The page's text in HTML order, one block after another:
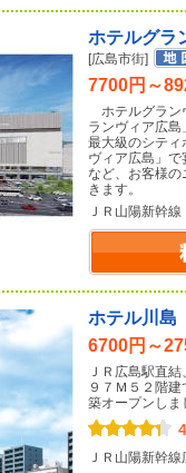
ホテルグラ
[広島市街]
7700円～
ホテルグラン
ランヴィア広
最大級のシティ
ヴィア広島」
など、お客様
きます。
ＪＲ山陽新幹
ホテル川
6700円～
ＪＲ広島駅直
９７Ｍ５２階
築オープンしま
ＪＲ山陽新幹